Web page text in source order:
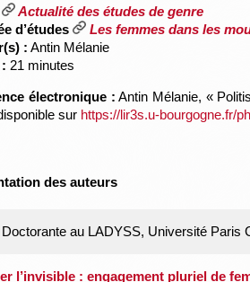
Actualité des études de genre
d’études
Les femmes dans les
: Antin Mélanie
21 minutes
électronique : Antin Mélanie, «
sur https://lir3s.u-bourgogne.fr/
des auteurs
Doctorante au LADYSS, Université Paris
l’invisible : engagement pluriel de